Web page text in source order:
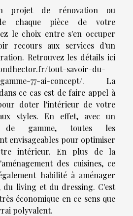
projet de rénovation ou
de chaque pièce de votre
le choix entre s'en occuper
recours aux services d'un
Retrouvez les détails ici
tout-savoir-du-
77-ai-concept/. La
ce cas est de faire appel à
doter l'intérieur de votre
styles. En effet, avec un
de gamme, toutes les
envisageables pour optimiser
intérieur. En plus de la
des cuisines, ce
habilité à aménager
du living et du dressing. C'est
économique en ce sens que
polyvalent.